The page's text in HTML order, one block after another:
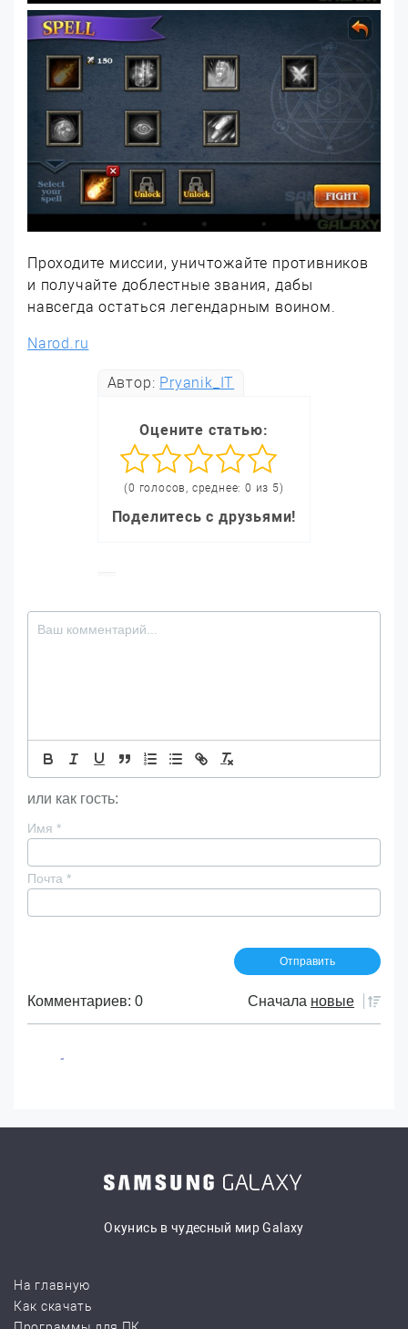
Проходите миссии, уничтожайте противников
и получайте доблестные звания, дабы
навсегда остаться легендарным воином.
Narod.ru
Автор: Pryanik_IT
Оцените статью:
(0 голосов, среднее: 0 из 5)
Поделитесь с друзьями!
или как гость:
Имя *
Почта *
Комментариев: 0 Сначала новые
Окунись в чудесный мир Galaxy
На главную
Как скачать